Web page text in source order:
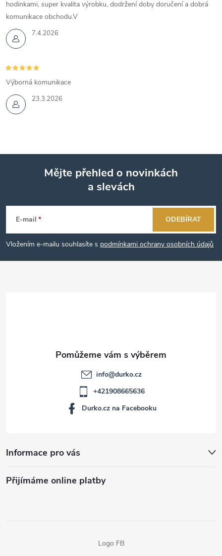
7.4.2026
hodinkami, super kvalita výrobku, dodržení doby doručení a dobrá
komunikace obchodu.V
23.3.2026
Výborná komunikace
p
a
Mějte přehled o novinkách
a slevách
E-mail
Vložením e-mailu souhlasíte s podmínkami ochrany osobních údajů
ODEBÍRAT
Informace pro vás
Přijímáme online platby
info@durko.cz
+421908665636
Durko.cz na Facebooku
Logo FB